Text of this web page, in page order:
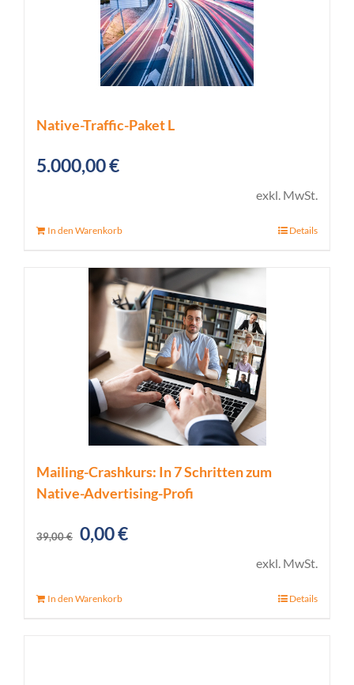
Native-Traffic-Paket L
5.000,00€
exkl. MwSt.
In den Warenkorb Details
Mailing-Crashkurs: In 7 Schritten zum
Native-Advertising-Profi
39,00€ Ursprünglicher
0,00€Aktueller
exkl. MwSt.
In den Warenkorb Details